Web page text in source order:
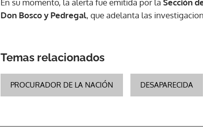
En su momento, la alerta fue emitida por la Sección
Don Bosco y Pedregal, que adelanta las
Temas relacionados
PROCURADOR DE LA NACIÓN DESAPARECIDA